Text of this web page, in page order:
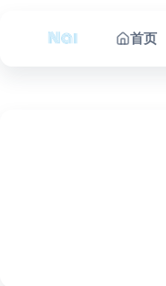
首页